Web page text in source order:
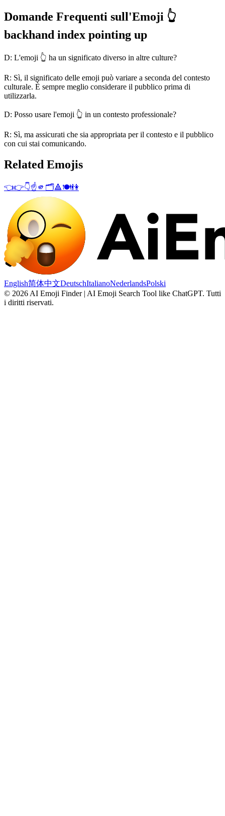
Domande Frequenti sull'Emoji 👆
backhand index pointing up
D: L'emoji 👆 ha un significato diverso in altre culture?
R: Sì, il significato delle emoji può variare a seconda del contesto
culturale. È sempre meglio considerare il pubblico prima di
utilizzarla.
D: Posso usare l'emoji 👆 in un contesto professionale?
R: Sì, ma assicurati che sia appropriata per il contesto e il pubblico
con cui stai comunicando.
Related Emojis
👈👉👇☝️🫵 🗂️🔺🍽️👫
English简体中文DeutschItalianoNederlandsPolski
© 2026 AI Emoji Finder | AI Emoji Search Tool like ChatGPT. Tutti
i diritti riservati.